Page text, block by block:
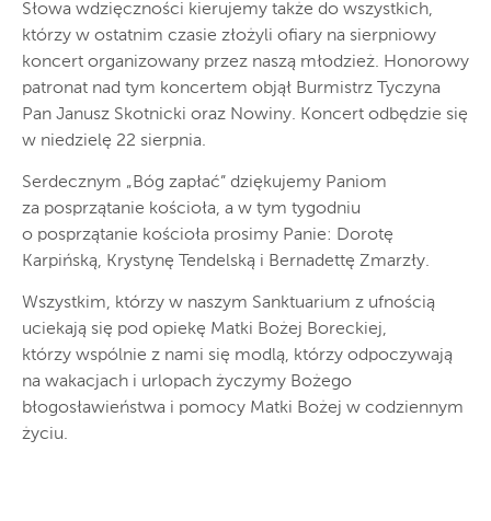
Słowa wdzięczności kierujemy także do wszystkich,
którzy w ostatnim czasie złożyli ofiary na sierpniowy
koncert organizowany przez naszą młodzież. Honorowy
patronat nad tym koncertem objął Burmistrz Tyczyna
Pan Janusz Skotnicki oraz Nowiny. Koncert odbędzie się
w niedzielę 22 sierpnia.
Serdecznym „Bóg zapłać” dziękujemy Paniom
za posprzątanie kościoła, a w tym tygodniu
o posprzątanie kościoła prosimy Panie: Dorotę
Karpińską, Krystynę Tendelską i Bernadettę Zmarzły.
Wszystkim, którzy w naszym Sanktuarium z ufnością
uciekają się pod opiekę Matki Bożej Boreckiej,
którzy wspólnie z nami się modlą, którzy odpoczywają
na wakacjach i urlopach życzymy Bożego
błogosławieństwa i pomocy Matki Bożej w codziennym
życiu.